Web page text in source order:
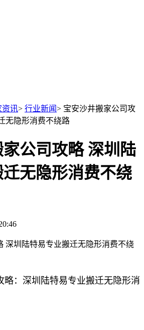
资讯> 行业新闻> 宝安沙井搬家公司攻
无隐形消费不绕路​
公司攻略 深圳陆
无隐形消费不绕
深圳陆特易专业搬迁无隐形消费不绕
略：深圳陆特易专业搬迁无隐形消